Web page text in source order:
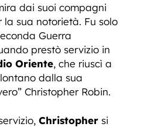
dai suoi compagni
la sua notorietà. Fu solo
Guerra
prestò servizio in
Oriente, che riuscì a
dalla sua
Christopher Robin.
Christopher si